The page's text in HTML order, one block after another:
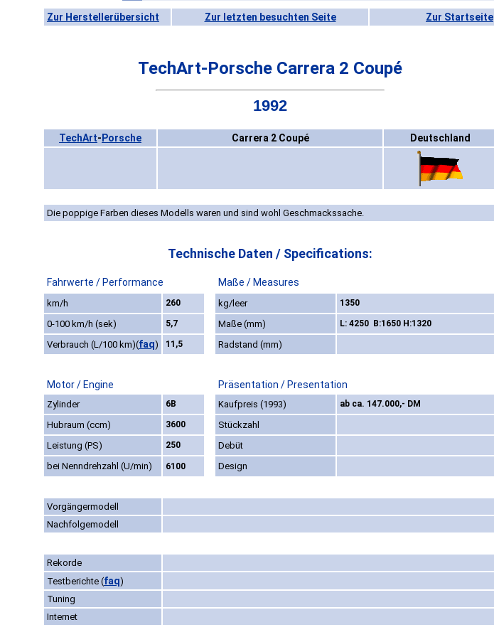
Zur Herstellerübersicht Zur letzten besuchten Seite Zur Startseite
TechArt-Porsche Carrera 2 Coupé
1992
TechArt- Porsche Carrera 2 Coupé Deutschland
Die poppige Farben dieses Modells waren und sind wohl Geschmackssache.
Technische Daten / Specifications:
Fahrwerte / Performance Maße / Measures
km/h 260 kg/leer 1350
0-100 km/h (sek) 5,7 Maße (mm) L: 4250 B:1650 H:1320
Verbrauch (L/100 km)(faq) 11,5 Radstand (mm)
Motor / Engine Präsentation / Presentation
Zylinder 6B Kaufpreis (1993) ab ca. 147.000,- DM
Hubraum (ccm) 3600
Stückzahl
Leistung (PS)
250
Debüt
bei Nenndrehzahl (U/min)
6100 Design
Vorgängermodell
Nachfolgemodell
Rekorde
Testberichte (faq)
Tuning
Internet